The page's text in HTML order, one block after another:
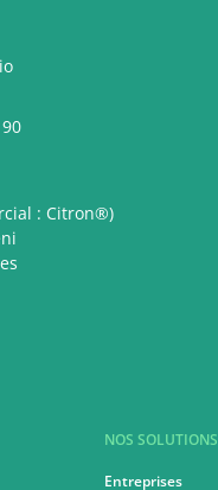
: Citron®)
NOS SOLUTIONS
Entreprises